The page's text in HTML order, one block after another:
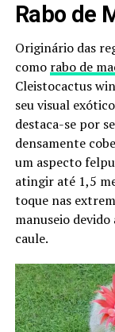
Rabo de
Originário das
como rabo de
Cleistocactus
seu visual
destaca-se por
densamente
um aspecto
atingir até 1,5
toque nas
manuseio
caule.